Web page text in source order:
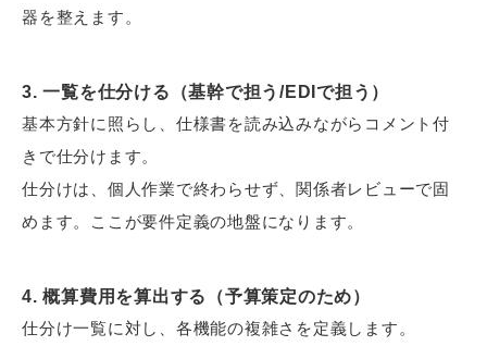
器を整えます。
3. 一覧を仕分ける（基幹で担う/EDIで担う）
基本方針に照らし、仕様書を読み込みながらコメント付
きで仕分けます。
仕分けは、個人作業で終わらせず、関係者レビューで固
めます。ここが要件定義の地盤になります。
4. 概算費用を算出する（予算策定のため）
仕分け一覧に対し、各機能の複雑さを定義します。